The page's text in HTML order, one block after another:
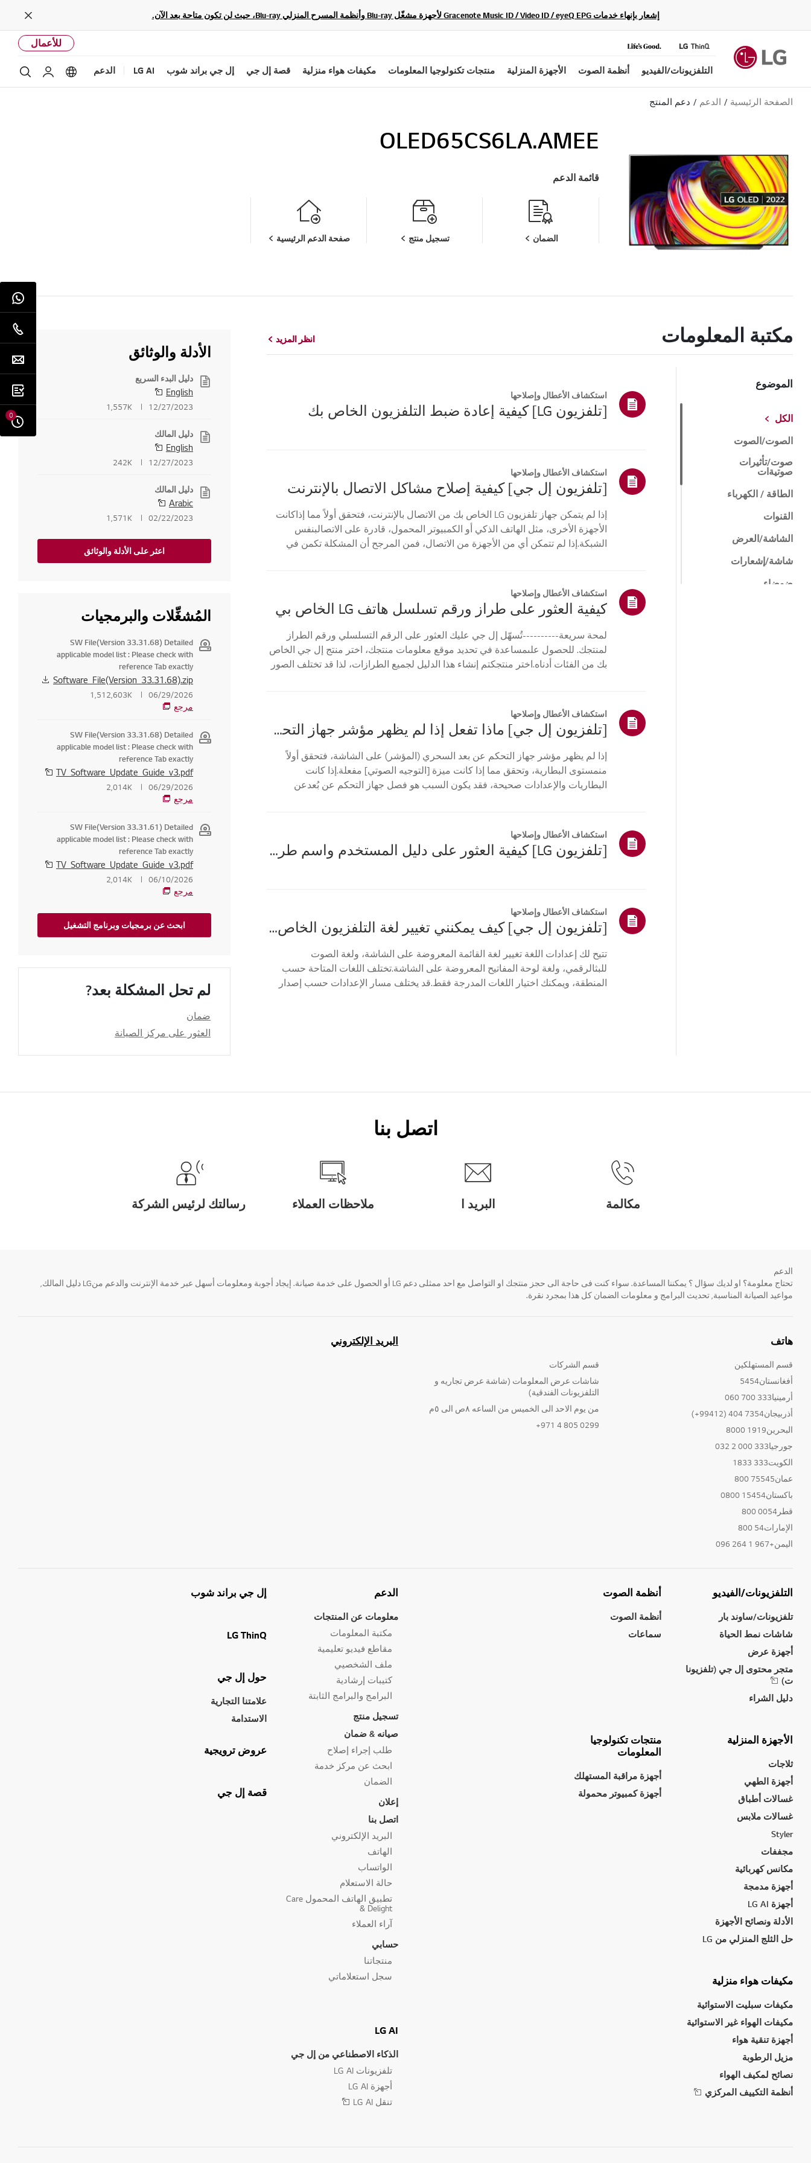
إشعار بإنهاء خدمات Gracenote Music ID / Video ID / eyeQ EPG لأجهزة مشغّل Blu-ray وأنظمة المسرح المنزلي Blu-ray، حيث لن تكون متاحة بعد الآن.
Close
للأعمال
التلفزيونات/الفيديو أنظمة الصوت الأجهزة المنزلية منتجات تكنولوجيا المعلومات مكيفات هواء منزلية قصة إل جي إل جي براند شوب LG AI الدعم optionsحساب
الصفحة الرئيسية الدعم دعم المنتج
OLED65CS6LA.AMEE
قائمة الدعم
الضمان تسجيل منتج صفحة الدعم الرئيسية
مكتبة المعلومات انظر المزيد
الموضوع
الكل
الصوت/الصوت
صوت/تأثيرات
صوتيةات
الطاقة / الكهرباء
القنوات
الشاشة/العرض
شاشة/إشعارات
ضوضاء
استكشاف الأعطال وإصلاحها
[تلفزيون LG] كيفية إعادة ضبط التلفزيون الخاص بك
استكشاف الأعطال وإصلاحها
[تلفزيون إل جي] كيفية إصلاح مشاكل الاتصال بالإنترنت
إذا لم يتمكن جهاز تلفزيون LG الخاص بك من الاتصال بالإنترنت، فتحقق أولاً مما إذاكانت
الأجهزة الأخرى، مثل الهاتف الذكي أو الكمبيوتر المحمول، قادرة على الاتصالبنفس
الشبكة.إذا لم تتمكن أي من الأجهزة من الاتصال، فمن المرجح أن المشكلة تكمن في
استكشاف الأعطال وإصلاحها
كيفية العثور على طراز ورقم تسلسل هاتف LG الخاص بي
لمحة سريعة----------تُسهّل إل جي عليك العثور على الرقم التسلسلي ورقم الطراز
لمنتجك. للحصول علىمساعدة في تحديد موقع معلومات منتجك، اختر منتج إل جي الخاص
بك من الفئات أدناه.اختر منتجكتم إنشاء هذا الدليل لجميع الطرازات، لذا قد تختلف الصور
استكشاف الأعطال وإصلاحها
[تلفزيون إل جي] ماذا تفعل إذا لم يظهر مؤشر جهاز التحكم عن بعد السحري؟
إذا لم يظهر مؤشر جهاز التحكم عن بعد السحري (المؤشر) على الشاشة، فتحقق أولاً
منمستوى البطارية، وتحقق مما إذا كانت ميزة [التوجيه الصوتي] مفعلة.إذا كانت
البطاريات والإعدادات صحيحة، فقد يكون السبب هو فصل جهاز التحكم عن بُعدعن
استكشاف الأعطال وإصلاحها
[تلفزيون LG] كيفية العثور على دليل المستخدم واسم طراز التلفزيون
استكشاف الأعطال وإصلاحها
[تلفزيون إل جي] كيف يمكنني تغيير لغة التلفزيون الخاص بي؟
تتيح لك إعدادات اللغة تغيير لغة القائمة المعروضة على الشاشة، ولغة الصوت
للبثالرقمي، ولغة لوحة المفاتيح المعروضة على الشاشة.تختلف اللغات المتاحة حسب
المنطقة، ويمكنك اختيار اللغات المدرجة فقط.قد يختلف مسار الإعدادات حسب إصدار
انظر المزيد
الأدلة والوثائق
دليل البدء السريع
English
12/27/2023
1,557K
دليل المالك
English
12/27/2023
242K
دليل المالك
Arabic
02/22/2023
1,571K
اعثر على الأدلة والوثائق
المُشغِّلات والبرمجيات
SW File(Version 33.31.68) Detailed
applicable model list : Please check with
reference Tab exactly
Software_File(Version_33.31.68).zip
06/29/2026
1,512,603K
مرجع
SW File(Version 33.31.68) Detailed
applicable model list : Please check with
reference Tab exactly
TV_Software_Update_Guide_v3.pdf
06/29/2026
2,014K
مرجع
SW File(Version 33.31.61) Detailed
applicable model list : Please check with
reference Tab exactly
TV_Software_Update_Guide_v3.pdf
06/10/2026
2,014K
مرجع
ابحث عن برمجيات وبرنامج التشغيل
لم تحل المشكلة بعد?
ضمان
العثور على مركز الصيانة
اتصل بنا
مكالمة البريد ا ملاحظات العملاء رسالتك لرئيس الشركة
0
الدعم
تحتاج معلومة؟ او لديك سؤال ؟ يمكننا المساعدة. سواء كنت فى حاجة الى حجز منتجك او التواصل مع احد ممثلى دعم LG أو الحصول على خدمة صيانة. إيجاد أجوبة ومعلومات أسهل عبر خدمة الإنترنت والدعم منLG دليل المالك,
مواعيد الصيانة المناسبة, تحديث البرامج و معلومات الضمان كل هذا بمجرد نقرة.
هاتف
قسم المستهلكين
أفغانستان5454
أرمينيا333 700 060
أذربيجان7354 404 (99412+)
البحرين1919 8000
جورجيا333 000 2 032
الكويت333 1833
عمان75545 800
باكستان15454 0800
قطر0054 800
الإمارات54 800
اليمن+967 1 264 096
قسم الشركات
شاشات عرض المعلومات (شاشة عرض تجاريه و
التلفزيونات الفندقية)
من يوم الاحد الى الخميس من الساعه ٨ص الى ٥م
0299 805 4 971+
البريد الإلكتروني
التلفزيونات/الفيديو
تلفزيونات/ساوند بار
شاشات نمط الحياة
أجهزة عرض
متجر محتوى إل جي (تلفزيونا
ت)
دليل الشراء
أنظمة الصوت
أنظمة الصوت
سماعات
الأجهزة المنزلية
ثلاجات
أجهزة الطهي
غسالات أطباق
غسالات ملابس
Styler
مجففات
مكانس كهربائية
أجهزة مدمجة
أجهزة LG AI
الأدلة ونصائح الأجهزة
حل الثلج المنزلي من LG
منتجات تكنولوجيا
المعلومات
أجهزة مراقبة المستهلك
أجهزة كمبيوتر محمولة
مكيفات هواء منزلية
مكيفات سبليت الاستوائية
مكيفات الهواء غير الاستوائية
أجهزة تنقية هواء
مزيل الرطوبة
نصائح لمكيف الهواء
أنظمة التكييف المركزي
الدعم
معلومات عن المنتجات
مكتبة المعلومات
مقاطع فيديو تعليمية
ملف الشخصيي
كتيبات إرشادية
البرامج والبرامج الثابتة
تسجيل منتج
صيانه & ضمان
طلب إجراء إصلاح
ابحث عن مركز خدمة
الضمان
إعلان
اتصل بنا
البريد الإلكتروني
الهاتف
الواتساب
حالة الاستعلام
تطبيق الهاتف المحمول Care
& Delight
آراء العملاء
حسابي
منتجاتنا
سجل استعلاماتي
LG AI
الذكاء الاصطناعي من إل جي
تلفزيونات LG AI
أجهزة LG AI
تنقل LG AI
إل جي براند شوب
LG ThinQ
حول إل جي
علامتنا التجارية
الاستدامة
عروض ترويجية
قصة إل جي